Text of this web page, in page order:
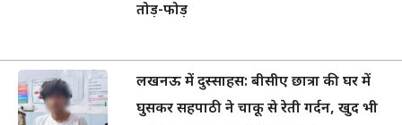
तोड़-फोड़
लखनऊ में दुस्साहस: बीसीए छात्रा की घर में
घुसकर सहपाठी ने चाकू से रेती गर्दन, खुद भी